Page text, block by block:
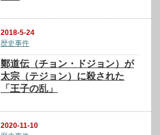
2018-5-24
歴史事件
鄭道伝（チョン・ドジョン）が
太宗（テジョン）に殺された
「王子の乱」
2020-11-10